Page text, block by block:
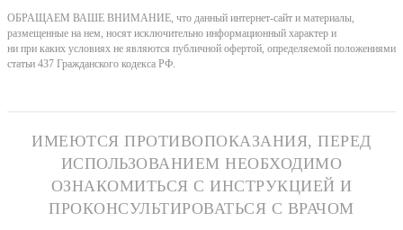
ОБРАЩАЕМ ВАШЕ ВНИМАНИЕ, что данный интернет-сайт и материалы,
размещенные на нем, носят исключительно информационный характер и
ни при каких условиях не являются публичной офертой, определяемой положениями
статьи 437 Гражданского кодекса РФ.
ИМЕЮТСЯ ПРОТИВОПОКАЗАНИЯ, ПЕРЕД
ИСПОЛЬЗОВАНИЕМ НЕОБХОДИМО
ОЗНАКОМИТЬСЯ С ИНСТРУКЦИЕЙ И
ПРОКОНСУЛЬТИРОВАТЬСЯ С ВРАЧОМ